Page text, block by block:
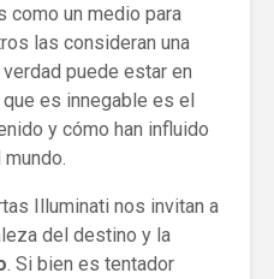
como un medio para
las consideran una
puede estar en
es innegable es el
y cómo han influido
Illuminati nos invitan a
del destino y la
. Si bien es tentador